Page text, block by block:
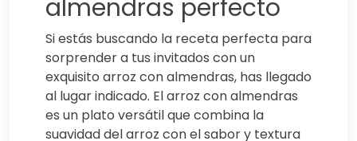
almendras perfecto
Si estás buscando la receta perfecta para
sorprender a tus invitados con un
exquisito arroz con almendras, has llegado
al lugar indicado. El arroz con almendras
es un plato versátil que combina la
suavidad del arroz con el sabor y textura